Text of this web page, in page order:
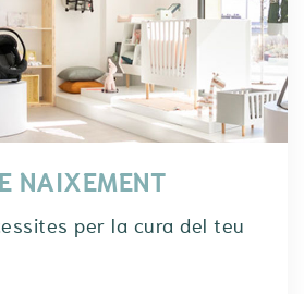
NAIXEMENT
per la cura del teu